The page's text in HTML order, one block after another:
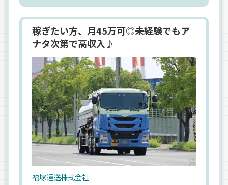
稼ぎたい方、月45万可◎未経験でもア
ナタ次第で高収入♪
福塚運送株式会社